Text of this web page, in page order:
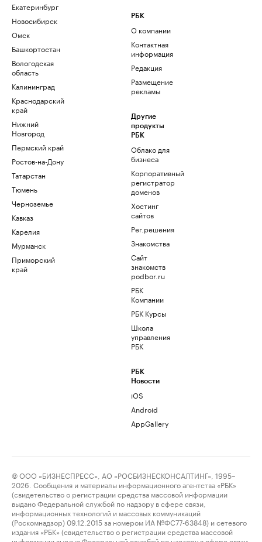
Екатеринбург
Новосибирск
Омск
Башкортостан
Вологодская
область
Калининград
Краснодарский
край
Нижний
Новгород
Пермский край
Ростов-на-Дону
Татарстан
Тюмень
Черноземье
Кавказ
Карелия
Мурманск
Приморский
край
РБК
О компании
Контактная
информация
Редакция
Размещение
рекламы
Другие
продукты
РБК
Облако для
бизнеса
Корпоративный
регистратор
доменов
Хостинг
сайтов
Рег.решения
Знакомства
Сайт
знакомств
podbor.ru
РБК
Компании
РБК Курсы
Школа
управления
РБК
РБК
Новости
iOS
Android
AppGallery
© ООО «БИЗНЕСПРЕСС», АО «РОСБИЗНЕСКОНСАЛТИНГ», 1995–
2026. Сообщения и материалы информационного агентства «РБК»
(свидетельство о регистрации средства массовой информации
выдано Федеральной службой по надзору в сфере связи,
информационных технологий и массовых коммуникаций
(Роскомнадзор) 09.12.2015 за номером ИА №ФС77-63848) и сетевого
издания «РБК» (свидетельство о регистрации средства массовой